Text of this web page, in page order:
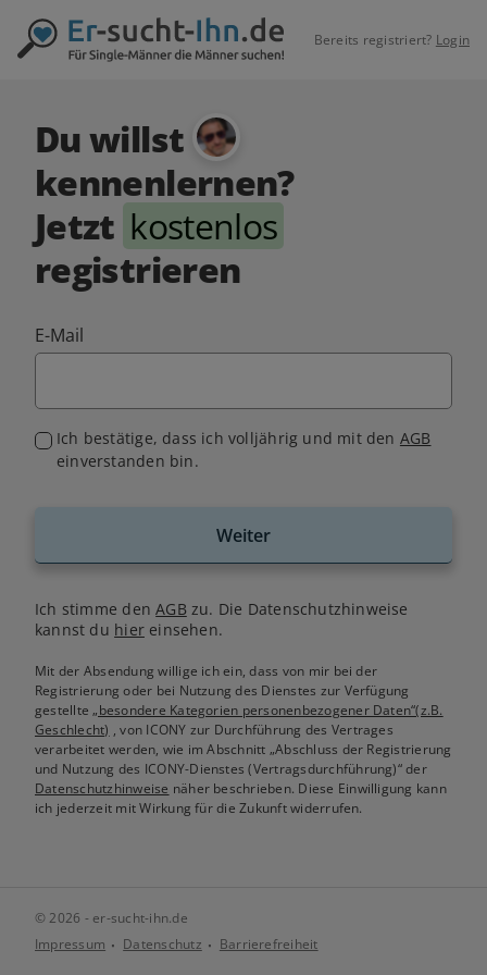
Bereits registriert? Login
Du willst
kennenlernen?
Jetzt kostenlos
registrieren
E-Mail
Ich bestätige, dass ich volljährig und mit den AGB
einverstanden bin.
Weiter
Ich stimme denAGB zu. Die Datenschutzhinweise
kannst du hiereinsehen.
Mit der Absendung willige ich ein, dass von mir bei der
Registrierung oder bei Nutzung des Dienstes zur Verfügung
gestellte„besondere Kategorien personenbezogener Daten“(z.B.
Geschlecht) , von ICONY zur Durchführung des Vertrages
verarbeitet werden, wie im Abschnitt „Abschluss der Registrierung
und Nutzung des ICONY-Dienstes (Vertragsdurchführung)“ der
Datenschutzhinweise näher beschrieben. Diese Einwilligung kann
ich jederzeit mit Wirkung für die Zukunft widerrufen.
© 2026 - er-sucht-ihn.de
Impressum
Datenschutz Barrierefreiheit